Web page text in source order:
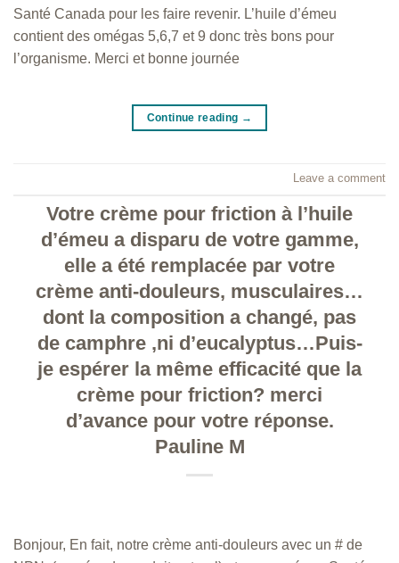
Santé Canada pour les faire revenir. L’huile d’émeu
contient des omégas 5,6,7 et 9 donc très bons pour
l’organisme. Merci et bonne journée
Continue reading →
Leave a comment
Votre crème pour friction à l’huile
d’émeu a disparu de votre gamme,
elle a été remplacée par votre
crème anti-douleurs, musculaires…
dont la composition a changé, pas
de camphre ,ni d’eucalyptus…Puis-
je espérer la même efficacité que la
crème pour friction? merci
d’avance pour votre réponse.
Pauline M
Bonjour, En fait, notre crème anti-douleurs avec un # de